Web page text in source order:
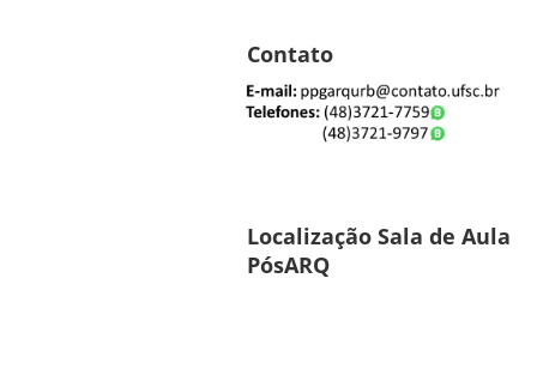
Contato
Localização Sala de Aula
PósARQ